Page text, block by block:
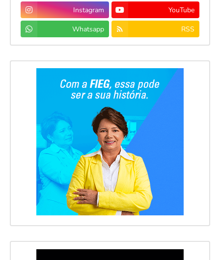
Instagram YouTube
Whatsapp RSS